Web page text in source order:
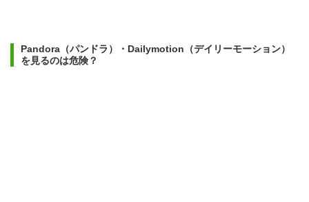
Pandora（パンドラ）・Dailymotion（デイリーモーション）
を見るのは危険？